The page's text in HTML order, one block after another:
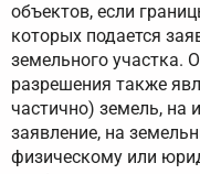
объектов, если
которых подается
земельного участка.
разрешения также
частично) земель, на
заявление, на
физическому или